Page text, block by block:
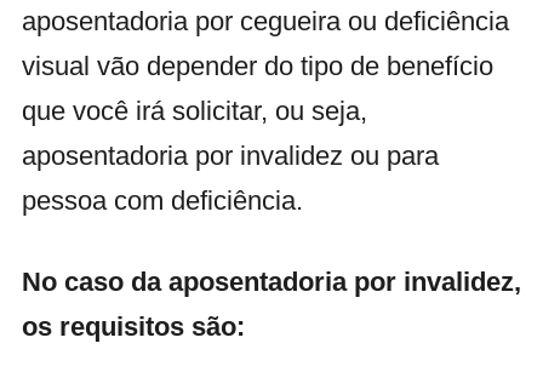
aposentadoria por cegueira ou deficiência
visual vão depender do tipo de benefício
que você irá solicitar, ou seja,
aposentadoria por invalidez ou para
pessoa com deficiência.
No caso da aposentadoria por invalidez,
os requisitos são: